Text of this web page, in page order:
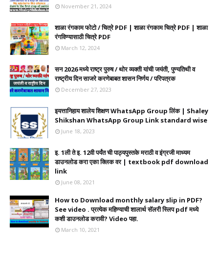
November 21, 2024
शाळा रंगकाम फोटो / चित्रे PDF | शाळा रंगकाम चित्रे PDF | शाळा
रंगविण्यासाठी चित्रे PDF
March 12, 2024
सन 2026 मध्ये राष्ट्र पुरुष / थोर व्यक्ती यांची जयंती, पुण्यतिथी व
राष्ट्रीय दिन साजरे करणेबाबत शासन निर्णय / परिपत्रक
December 27, 2023
इयत्तानिहाय शालेय शिक्षण WhatsApp Group लिंक | Shaley
Shikshan WhatsApp Group Link standard wise
June 18, 2023
इ. 1ली ते इ. 12वी पर्यंत ची पाठ्यपुस्तके मराठी व इंग्रजी माध्यम
डाउनलोड करा एका क्लिक वर | textbook pdf download
link
June 08, 2021
How to Download monthly salary slip in PDF?
See video . प्रत्येक महिण्याची शालार्थ सॅलरी स्लिप pdf मध्ये
कशी डाउनलोड करावी? Video पहा.
March 10, 2021